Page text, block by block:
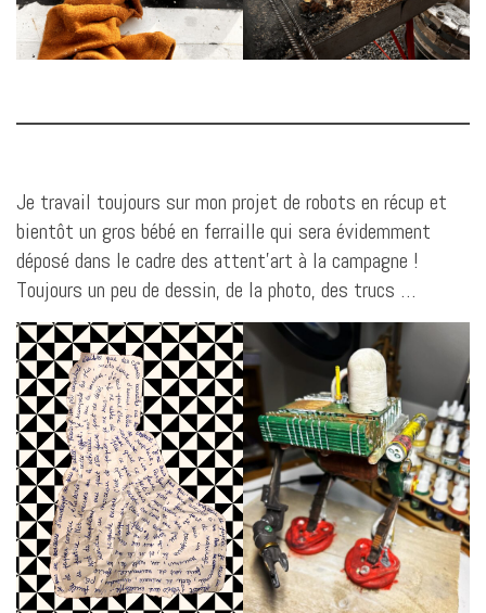
Je travail toujours sur mon projet de robots en récup et
bientôt un gros bébé en ferraille qui sera évidemment
déposé dans le cadre des attent’art à la campagne !
Toujours un peu de dessin, de la photo, des trucs …